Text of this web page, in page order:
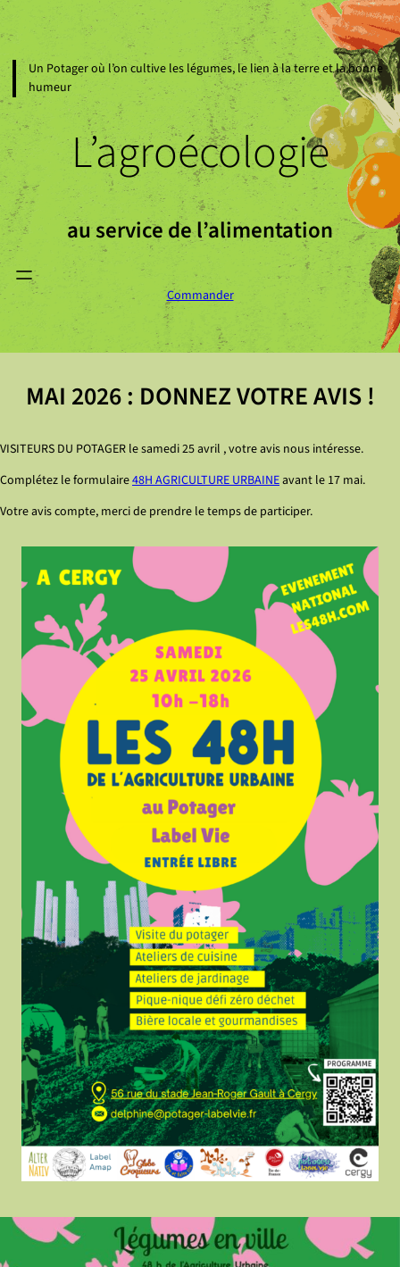
Aller
contenu
Un Potager où l’on cultive les légumes, le lien à la terre et la bonne
humeur
L’agroécologie
au service de l’alimentation
Commander
MAI 2026 : DONNEZ VOTRE AVIS !
VISITEURS DU POTAGER le samedi 25 avril , votre avis nous intéresse.
Complétez le formulaire48H AGRICULTURE URBAINEavant le 17 mai.
Votre avis compte, merci de prendre le temps de participer.